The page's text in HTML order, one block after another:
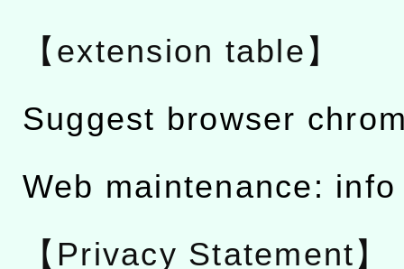
【extension table】
Suggest browser
Web maintenance:
【Privacy Statement】